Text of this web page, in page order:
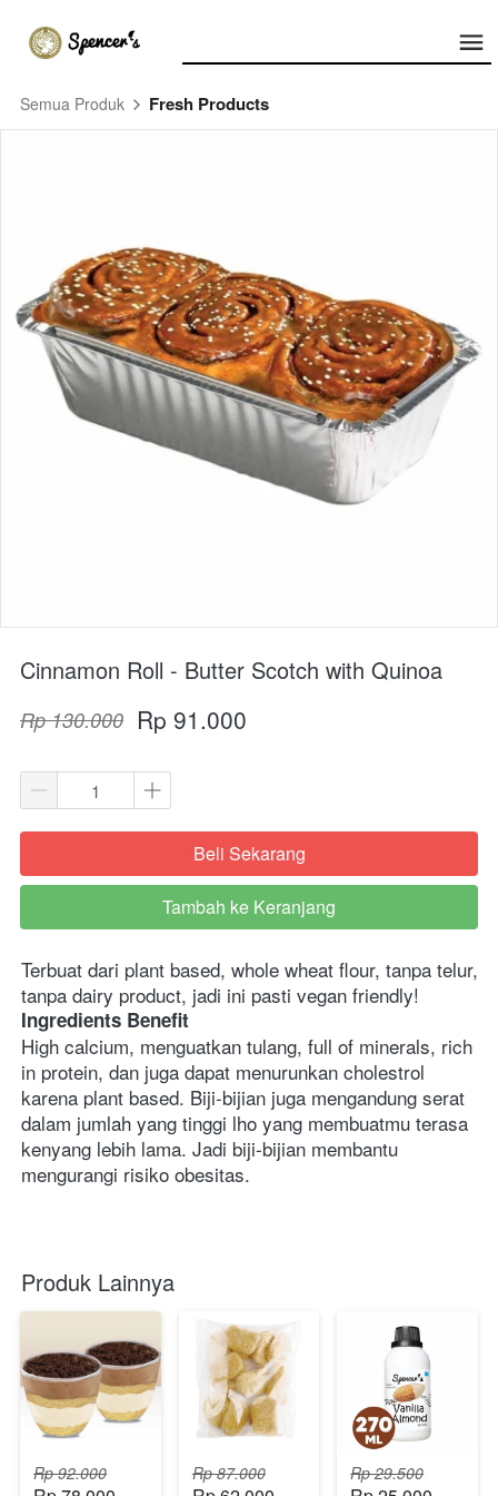
Semua Produk Fresh Products
Cinnamon Roll - Butter Scotch with Quinoa
Rp 130.000 Rp 91.000
`Beli Sekarang
`
Tambah ke Keranjang
Terbuat dari plant based, whole wheat flour, tanpa telur,
Ingredients Benefit
High calcium, menguatkan tulang, full of minerals, rich
in protein, dan juga dapat menurunkan cholestrol
karena plant based. Biji-bijian juga mengandung serat
dalam jumlah yang tinggi lho yang membuatmu terasa
kenyang lebih lama. Jadi biji-bijian membantu
mengurangi risiko obesitas.
Produk Lainnya
Rp 92.000 Rp 87.000 Rp 29.500